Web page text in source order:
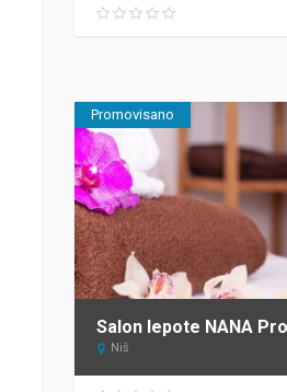
Promovisano
Salon lepote NANA
Niš